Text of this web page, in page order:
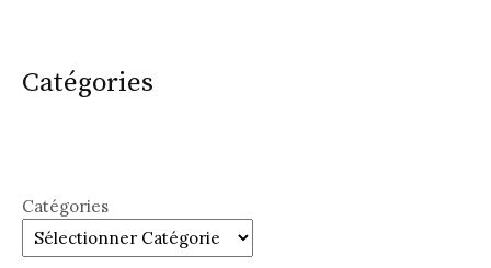
Catégories
Catégories